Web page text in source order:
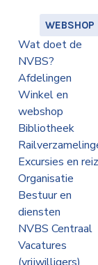
WEBSHOP
Wat doet de
NVBS?
Afdelingen
Winkel en
webshop
Bibliotheek
Excursies en
Organisatie
Bestuur en
diensten
NVBS Centraal
Vacatures